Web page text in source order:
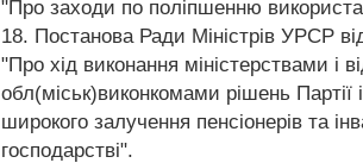
"Про заходи по поліпшенню
18. Постанова Ради Міністрів УРСР
"Про хід виконання міністерствами і
обл(міськ)виконкомами рішень Партії
широкого залучення пенсіонерів та
господарстві".